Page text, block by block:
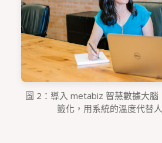
圖 2：導入 metabiz 智慧數據大腦
籤化，用系統的溫度代替